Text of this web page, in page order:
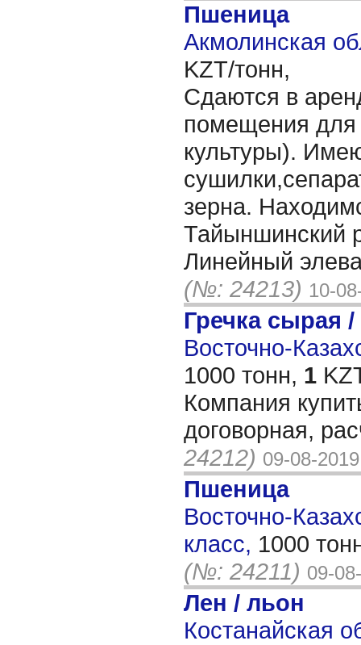
Пшеница
Акмолинская
KZT/тонн,
Сдаются в
помещения
культуры).
зерна.
Тайыншинский
Линейный
(№: 24213) 10-
Гречка сырая /
Восточно-
1000 тонн, 1
Компания
договорная,
24212) 09-08-2019
Пшеница
Восточно-
класс, 1000
(№: 24211) 09-
Лен / льон
Костанайская